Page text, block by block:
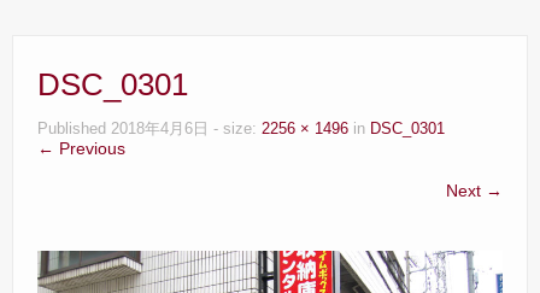
DSC_0301
Published 2018年4月6日 - size: 2256 × 1496 in DSC_0301
← Previous
Next →